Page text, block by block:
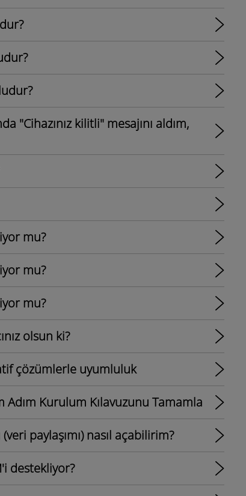
"Cihazınız kilitli" mesajını aldım,
mu?
mu?
mu?
olsun ki?
çözümlerle uyumluluk
Adım Kurulum Kılavuzunu Tamamla
paylaşımı) nasıl açabilirim?
destekliyor?